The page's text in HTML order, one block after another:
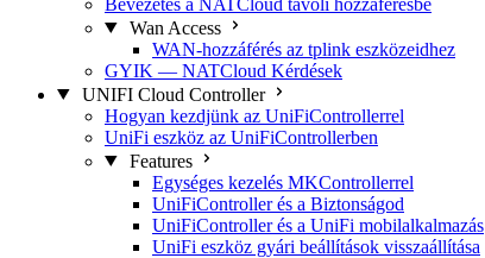
Wan Access
WAN-hozzáférés az tplink eszközeidhez
GYIK — NATCloud Kérdések
UNIFI Cloud Controller
Hogyan kezdjünk az UniFiControllerrel
UniFi eszköz az UniFiControllerben
Features
Egységes kezelés MKControllerrel
UniFiController és a Biztonságod
UniFiController és a UniFi mobilalkalmazás
UniFi eszköz gyári beállítások visszaállítása